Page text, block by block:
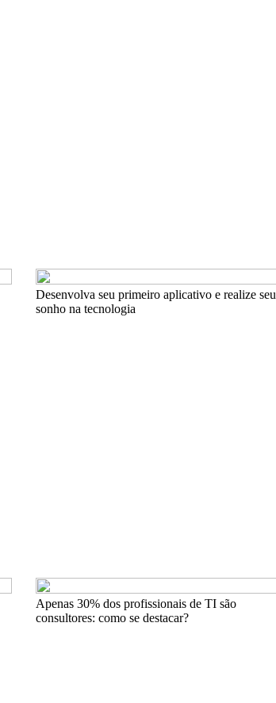
Desenvolva seu primeiro aplicativo e realize seu
sonho na tecnologia
Apenas 30% dos profissionais de TI são
consultores: como se destacar?